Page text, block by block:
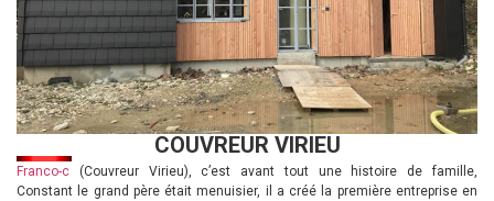
COUVREUR VIRIEU
Franco-c (Couvreur Virieu), c’est avant tout une histoire de famille,
Constant le grand père était menuisier, il a créé la première entreprise en